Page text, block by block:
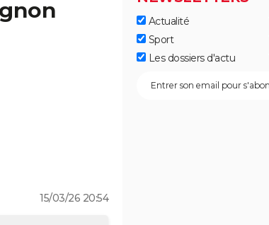
15/03/26 20:54
Actualité
Sport
Les dossiers d'actu